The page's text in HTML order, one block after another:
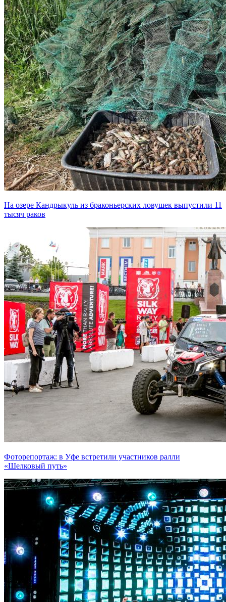
На озере Кандрыкуль из браконьерских ловушек выпустили 11
тысяч раков
Фоторепортаж: в Уфе встретили участников ралли
«Шелковый путь»